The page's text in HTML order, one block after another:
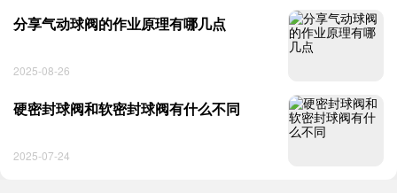
分享气动球阀的作业原理有哪几点
2025-08-26
硬密封球阀和软密封球阀有什么不同
2025-07-24